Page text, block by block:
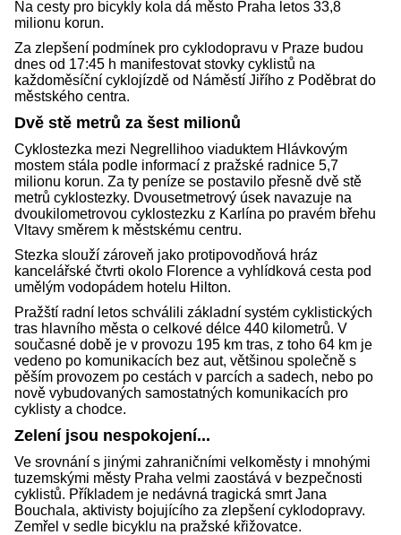
Na cesty pro bicykly kola dá město Praha letos 33,8
milionu korun.
Za zlepšení podmínek pro cyklodopravu v Praze budou
dnes od 17:45 h manifestovat stovky cyklistů na
každoměsíční cyklojízdě od Náměstí Jiřího z Poděbrat do
městského centra.
Dvě stě metrů za šest milionů
Cyklostezka mezi Negrellihoo viaduktem Hlávkovým
mostem stála podle informací z pražské radnice 5,7
milionu korun. Za ty peníze se postavilo přesně dvě stě
metrů cyklostezky. Dvousetmetrový úsek navazuje na
dvoukilometrovou cyklostezku z Karlína po pravém břehu
Vltavy směrem k městskému centru.
Stezka slouží zároveň jako protipovodňová hráz
kancelářské čtvrti okolo Florence a vyhlídková cesta pod
umělým vodopádem hotelu Hilton.
Pražští radní letos schválili základní systém cyklistických
tras hlavního města o celkové délce 440 kilometrů. V
současné době je v provozu 195 km tras, z toho 64 km je
vedeno po komunikacích bez aut, většinou společně s
pěším provozem po cestách v parcích a sadech, nebo po
nově vybudovaných samostatných komunikacích pro
cyklisty a chodce.
Zelení jsou nespokojení...
Ve srovnání s jinými zahraničními velkoměsty i mnohými
tuzemskými městy Praha velmi zaostává v bezpečnosti
cyklistů. Příkladem je nedávná tragická smrt Jana
Bouchala, aktivisty bojujícího za zlepšení cyklodopravy.
Zemřel v sedle bicyklu na pražské křižovatce.